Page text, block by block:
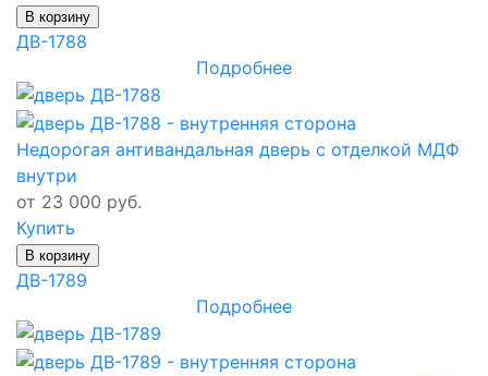
В корзину
ДВ-1788
Подробнее
Недорогая антивандальная дверь с отделкой МДФ
внутри
от 23 000 руб.
Купить
В корзину
ДВ-1789
Подробнее